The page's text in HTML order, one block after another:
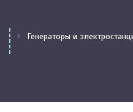
Генераторы и